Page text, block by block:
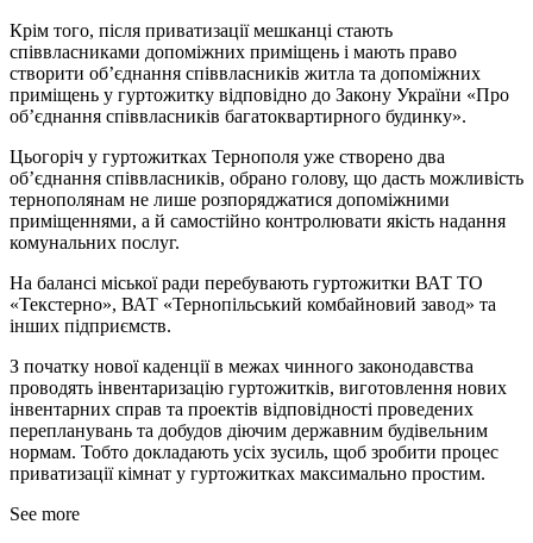
Крім того, після приватизації мешканці стають
співвласниками допоміжних приміщень і мають право
створити об’єднання співвласників житла та допоміжних
приміщень у гуртожитку відповідно до Закону України «Про
об’єднання співвласників багатоквартирного будинку».
Цьогоріч у гуртожитках Тернополя уже створено два
об’єднання співвласників, обрано голову, що дасть можливість
тернополянам не лише розпоряджатися допоміжними
приміщеннями, а й самостійно контролювати якість надання
комунальних послуг.
На балансі міської ради перебувають гуртожитки ВАТ ТО
«Текстерно», ВАТ «Тернопільський комбайновий завод» та
інших підприємств.
З початку нової каденції в межах чинного законодавства
проводять інвентаризацію гуртожитків, виготовлення нових
інвентарних справ та проектів відповідності проведених
перепланувань та добудов діючим державним будівельним
нормам. Тобто докладають усіх зусиль, щоб зробити процес
приватизації кімнат у гуртожитках максимально простим.
See more